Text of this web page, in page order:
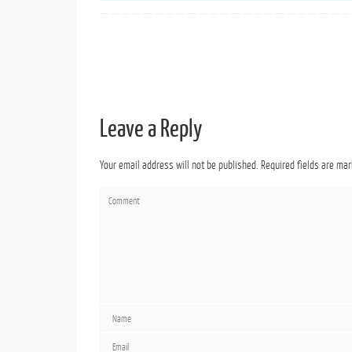
Leave a Reply
Your email address will not be published. Required fields are